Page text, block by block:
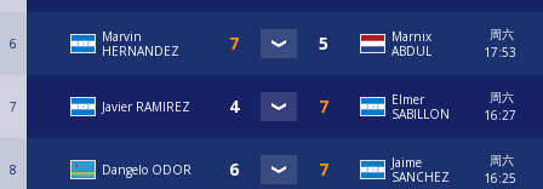
6
Marvin
HERNANDEZ
Marnix
ABDUL
周六
17:53
7 Javier RAMIREZ
Elmer
SABILLON
周六
16:27
8 Dangelo ODOR
Jaime
SANCHEZ
周六
16:25